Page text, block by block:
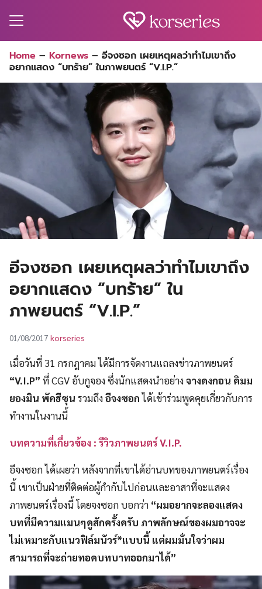
for:
Home – Kornews – อีจงซอก เผยเหตุผลว่าทำไมเขาถึง
อยากแสดง “บทร้าย” ในภาพยนตร์ “V.I.P.”
อีจงซอก เผยเหตุผลว่าทำไมเขาถึง
อยากแสดง “บทร้าย” ใน
ภาพยนตร์ “V.I.P.”
01/08/2017 korseries
เมื่อวันที่ 31 กรกฎาคม ได้มีการจัดงานแถลงข่าวภาพยนตร์
“V.I.P” ที่ CGV อับกูจอง ซึ่งนักแสดงนำอย่างจางดงกอน คิมม
ยองมิน พัคฮีซุน รวมถึงอีจงซอกได้เข้าร่วมพูดคุยเกี่ยวกับการ
ทำงานในงานนี้
บทความที่เกี่ยวข้อง : รีวิวภาพยนตร์ V.I.P.
อีจงซอก ได้เผยว่า หลังจากที่เขาได้อ่านบทของภาพยนตร์เรื่อง
นี้ เขาเป็นฝ่ายที่ติดต่อผู้กำกับไปก่อนและอาสาที่จะแสดง
ภาพยนตร์เรื่องนี้ โดยจงซอก บอกว่า “ผมอยากจะลองแสดง
บทที่มีความแมนๆดูสักครั้งครับ ภาพลักษณ์ของผมอาจจะ
ไม่เหมาะกับแนวฟิล์มนัวร์*แบบนี้ แต่ผมมั่นใจว่าผม
สามารถที่จะถ่ายทอดบทบาทออกมาได้”